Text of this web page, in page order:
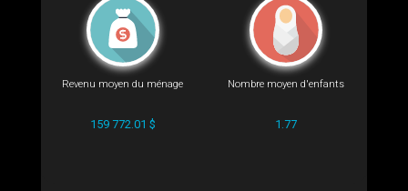
Revenu moyen du ménage
159 772.01 $
Nombre moyen d'enfants
1.77